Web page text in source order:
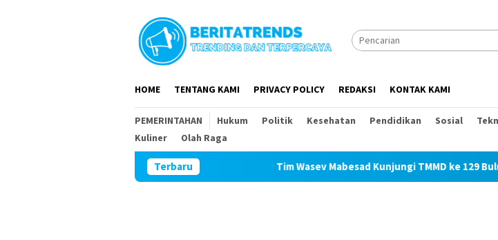
HOME TENTANG KAMI PRIVACY POLICY REDAKSI KONTAK KAMI
PEMERINTAHAN Hukum Politik Kesehatan Pendidikan Sosial
Kuliner
Olah Raga
TerbaruTim Wasev Mabesad Kunjungi TMMD ke 129 Bulu Lor